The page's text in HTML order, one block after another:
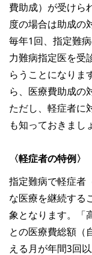
費助成）が受けら
度の場合は助成の
毎年1回、指定難
力難病指定医を受
らうことになりま
ら、医療費助成の
ただし、軽症者に
も知っておきまし
〈軽症者の特例〉
指定難病で軽症者
な医療を継続する
象となります。「
との医療費総額（
える月が年間3回